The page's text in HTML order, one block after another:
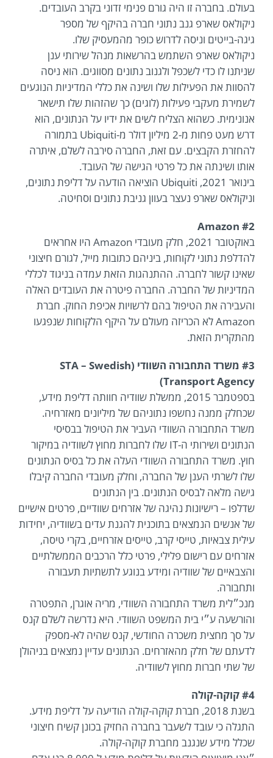
בעולם. בחברה זו היה גורם פנימי זדוני בקרב העובדים.
ניקולאס שארפ גנב נתוני חברה בהיקף של מספר
גיגה-בייטים וניסה לדרוש כופר מהמעסיק שלו.
ניקולאס שארפ השתמש בהרשאות מנהל שירותי ענן
שניתנו לו כדי לשכפל ולגנוב נתונים מסווגים. הוא ניסה
להסוות את הפעילות שלו ושינה את כללי המדיניות הנוגעים
לשמירת מעקבי פעילות (לוגים) כך שהזהות שלו תישאר
אנונימית. כשהוא הצליח לשים את ידיו על הנתונים, הוא
דרש מעט פחות מ-2 מיליון דולר מ-Ubiquiti בתמורה
להחזרת הקבצים. עם זאת, החברה סירבה לשלם, איתרה
אותו ושינתה את כל פרטי הגישה של העובד.
בינואר 2021, Ubiquiti הוציאה הודעה על דליפת נתונים,
וניקולאס שארפ נעצר בעוון גניבת נתונים וסחיטה.
#2 Amazon
באוקטובר 2021, חלק מעובדי Amazon היו אחראים
להדלפת נתוני לקוחות, ביניהם כתובות מייל, לגורם חיצוני
שאינו קשור לחברה. ההתנהגות הזאת עמדה בניגוד לכללי
המדיניות של החברה. החברה פיטרה את העובדים האלה
והעבירה את הטיפול בהם לרשויות אכיפת החוק. חברת
Amazon לא הכריזה מעולם על היקף הלקוחות שנפגעו
מהתקרית הזאת.
#3 משרד התחבורה השוודי (STA – Swedish
Transport Agency)
בספטמבר 2015, ממשלת שוודיה חוותה דליפת מידע,
שכחלק ממנה נחשפו נתוניהם של מיליונים מאזרחיה.
משרד התחבורה השוודי העביר את הטיפול בבסיסי
הנתונים ושירותי ה-IT שלו לחברות מחוץ לשוודיה במיקור
חוץ. משרד התחבורה השוודי העלה את כל בסיס הנתונים
שלו לשרתי הענן של החברה, וחלק מעובדי החברה קיבלו
גישה מלאה לבסיס הנתונים. בין הנתונים
שדלפו – רישיונות נהיגה של אזרחים שוודיים, פרטים אישיים
של אנשים הנמצאים בתוכנית להגנת עדים בשוודיה, יחידות
עילית צבאיות, טייסי קרב, טייסים אזרחיים, בקרי טיסה,
אזרחים עם רישום פלילי, פרטי כלל הרכבים הממשלתיים
והצבאיים של שוודיה ומידע בנוגע לתשתיות תעבורה
ותחבורה.
מנכ״לית משרד התחבורה השוודי, מריה אוגרן, התפטרה
והורשעה ע״י בית המשפט השוודי. היא נדרשה לשלם קנס
על סך מחצית משכרה החודשי, קנס שהיה לא-מספק
לדעתם של חלק מהאזרחים. הנתונים עדיין נמצאים בניהולן
של שתי חברות מחוץ לשוודיה.
#4 קוקה-קולה
בשנת 2018, חברת קוקה-קולה הודיעה על דליפת מידע.
התגלה כי עובד לשעבר בחברה החזיק בכונן קשיח חיצוני
שכלל מידע שנגנב מחברת קוקה-קולה.